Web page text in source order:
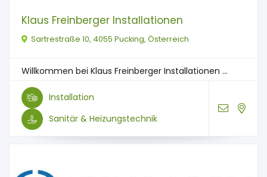
Klaus Freinberger Installationen
Sartrestraße 10, 4055 Pucking, Österreich
Willkommen bei Klaus Freinberger Installationen ...
Installation
Sanitär & Heizungstechnik